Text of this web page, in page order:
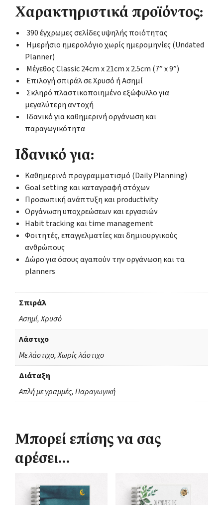
Χαρακτηριστικά προϊόντος:
390 έγχρωμες σελίδες υψηλής ποιότητας
Ημερήσιο ημερολόγιο χωρίς ημερομηνίες (Undated
Planner)
Μέγεθος Classic 24cm x 21cm x 2.5cm (7” x 9”)
Επιλογή σπιράλ σε Χρυσό ή Ασημί
Σκληρό πλαστικοποιημένο εξώφυλλο για
μεγαλύτερη αντοχή
Ιδανικό για καθημερινή οργάνωση και
παραγωγικότητα
Ιδανικό για:
Καθημερινό προγραμματισμό (Daily Planning)
Goal setting και καταγραφή στόχων
Προσωπική ανάπτυξη και productivity
Οργάνωση υποχρεώσεων και εργασιών
Habit tracking και time management
Φοιτητές, επαγγελματίες και δημιουργικούς
ανθρώπους
Δώρο για όσους αγαπούν την οργάνωση και τα
planners
Σπιράλ
Ασημί, Χρυσό
Λάστιχο
Με λάστιχο, Χωρίς λάστιχο
Διάταξη
Απλή με γραμμές, Παραγωγική
Μπορεί επίσης να σας
αρέσει…